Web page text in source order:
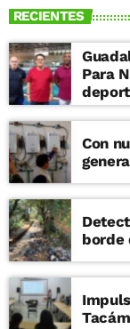
RECIENTES
Para
Con
borde